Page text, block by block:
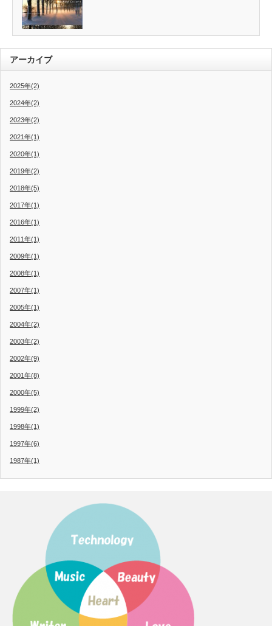
アーカイブ
2025年(2)
2024年(2)
2023年(2)
2021年(1)
2020年(1)
2019年(2)
2018年(5)
2017年(1)
2016年(1)
2011年(1)
2009年(1)
2008年(1)
2007年(1)
2005年(1)
2004年(2)
2003年(2)
2002年(9)
2001年(8)
2000年(5)
1999年(2)
1998年(1)
1997年(6)
1987年(1)